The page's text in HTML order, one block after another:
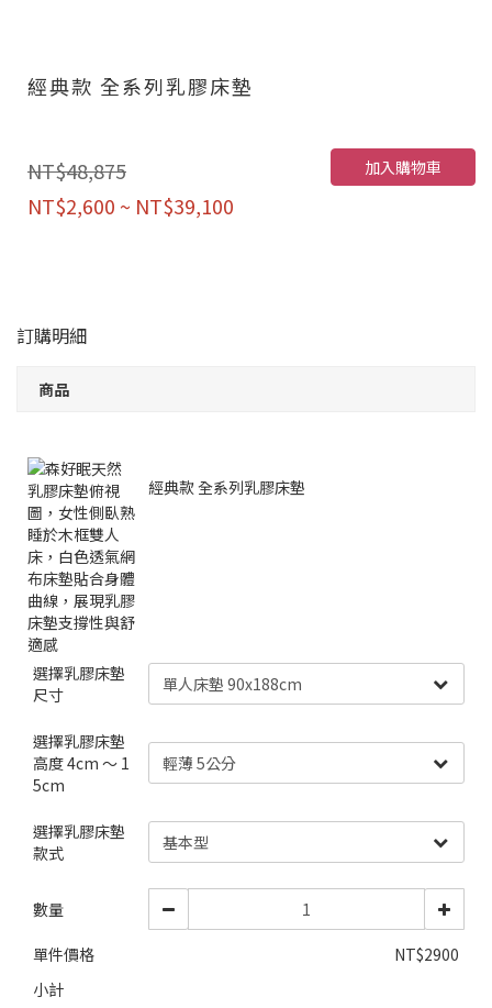
經典款 全系列乳膠床墊
NT$48,875
NT$2,600 ~ NT$39,100
加入購物車
訂購明細
商品
經典款 全系列乳膠床墊
選擇乳膠床墊
尺寸
選擇乳膠床墊
高度 4cm 〜 1
5cm
選擇乳膠床墊
款式
數量
單件價格
NT$2900
小計